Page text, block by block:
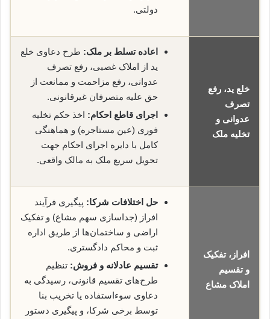
دولتی.
خلع ید، رفع
تصرف
عدوانی و
تخلیه ملک
اعاده تسلط بر ملک: طرح دعاوی خلع
ید از املاک غصبی، رفع تصرف
عدوانی، رفع مزاحمت و ممانعت از
حق علیه متصرفان غیرقانونی.
اجرای قاطع احکام: اخذ حکم تخلیه
فوری (عین مستاجره) و هماهنگی
کامل با دایره اجرای احکام جهت
تحویل سریع ملک به مالک واقعی.
افراز، تفکیک
و تقسیم
املاک مشاع
حل اختلافات شرکا: پیگیری فرآیند
افراز (جداسازی سهم مشاع) و تفکیک
اراضی و ساختمان‌ها از طریق اداره
ثبت و محاکم دادگستری.
تقسیم عادلانه و فروش: تنظیم
طرح‌های تقسیم قانونی، رسیدگی به
دعاوی سوءاستفاده یا تخریب بنا
توسط برخی شرکا، و پیگیری دستور